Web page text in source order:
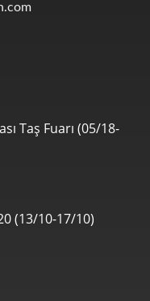
Taş Fuarı (05/18-
(13/10-17/10)